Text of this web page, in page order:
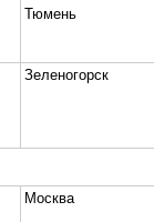
Тюмень
Зеленогорск
Москва